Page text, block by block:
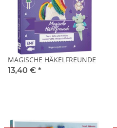
MAGISCHE HÄKELFREUNDE
13,40 € *